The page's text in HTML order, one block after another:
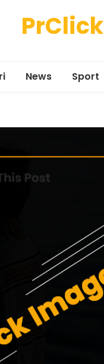
PrClick
News Sport